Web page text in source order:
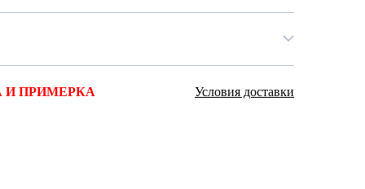
И ПРИМЕРКА Условия доставки